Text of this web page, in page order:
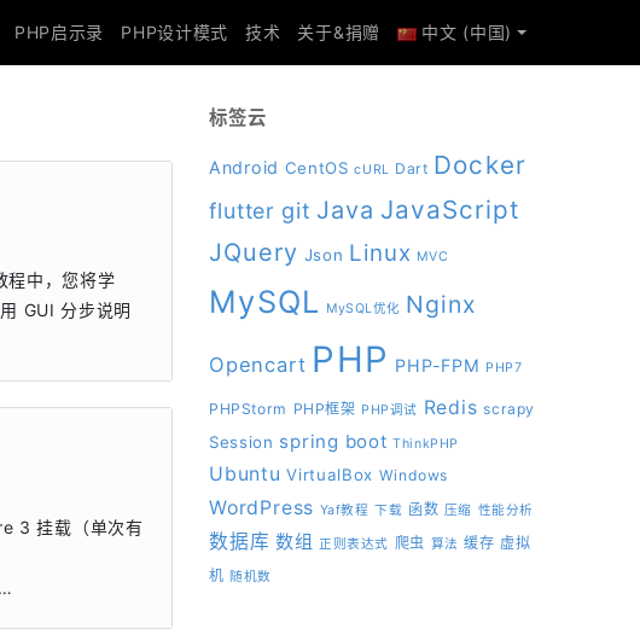
PHP启示录 PHP设计模式 技术 关于&捐赠 中文 (中国)
中，您将学
GUI 分步说明
3 挂载（单次有
标签云
Android CentOS cURL Dart Docker
flutter git Java JavaScript
JQuery Json Linux MVC
MySQL MySQL优化 Nginx
Opencart PHP PHP-FPM PHP7
PHPStorm PHP框架 PHP调试 Redis scrapy
Session spring boot ThinkPHP
Ubuntu VirtualBox Windows
WordPress Yaf教程 下载 函数 压缩 性能分析
数据库 数组 正则表达式 爬虫 算法 缓存 虚拟
机 随机数